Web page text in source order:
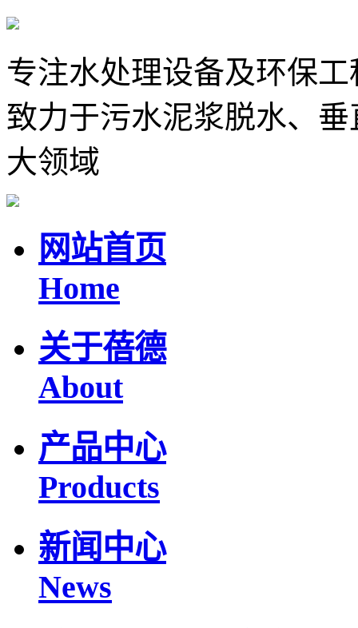
专注水处理设备及环保工
致力于污水泥浆脱水、
大领域
网站首页
Home
关于蓓德
About
产品中心
Products
新闻中心
News